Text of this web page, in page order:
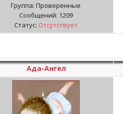
Группа: Проверенные
Сообщений: 1209
Статус: Отсутствует
Ада-Ангел